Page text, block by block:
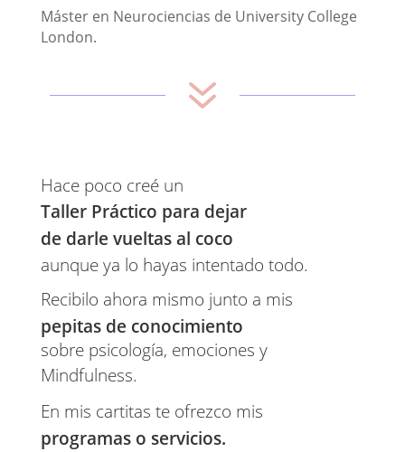
Máster en Neurociencias de University College
London.
7
Hace poco creé un
Taller Práctico para dejar
de darle vueltas al coco
aunque ya lo hayas intentado todo.
Recibilo ahora mismo junto a mis
pepitas de conocimiento
sobre psicología, emociones y
Mindfulness.
En mis cartitas te ofrezco mis
programas o servicios.